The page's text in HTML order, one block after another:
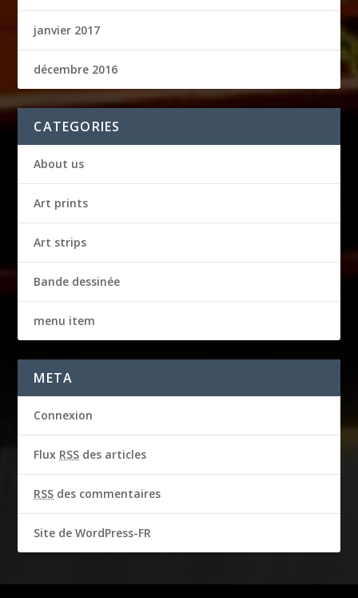
janvier 2017
décembre 2016
CATEGORIES
About us
Art prints
Art strips
Bande dessinée
menu item
META
Connexion
Flux RSS des articles
RSS des commentaires
Site de WordPress-FR